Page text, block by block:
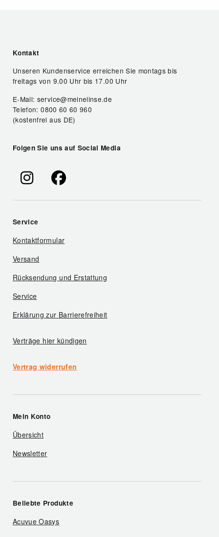
Kontakt
Unseren Kundenservice erreichen Sie montags bis
freitags von 9.00 Uhr bis 17.00 Uhr
E-Mail: service@meinelinse.de
Telefon: 0800 60 60 960
(kostenfrei aus DE)
Folgen Sie uns auf Social Media
Service
Kontaktformular
Versand
Rücksendung und Erstattung
Service
Erklärung zur Barrierefreiheit
Verträge hier kündigen
Vertrag widerrufen
Mein Konto
Übersicht
Newsletter
Beliebte Produkte
Acuvue Oasys